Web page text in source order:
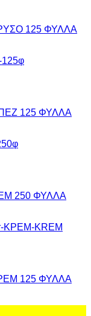
125 ΦΥΛΛΑ
125 ΦΥΛΛΑ
250 ΦΥΛΛΑ
125 ΦΥΛΛΑ